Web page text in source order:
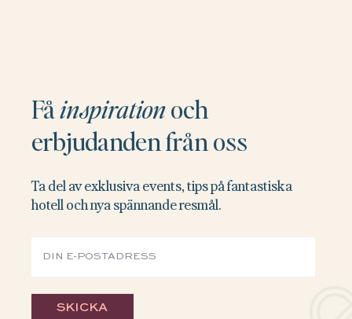
Fåinspirationoch
erbjudanden från oss
Ta del av exklusiva events, tips på fantastiska
hotell och nya spännande resmål.
SKICKA